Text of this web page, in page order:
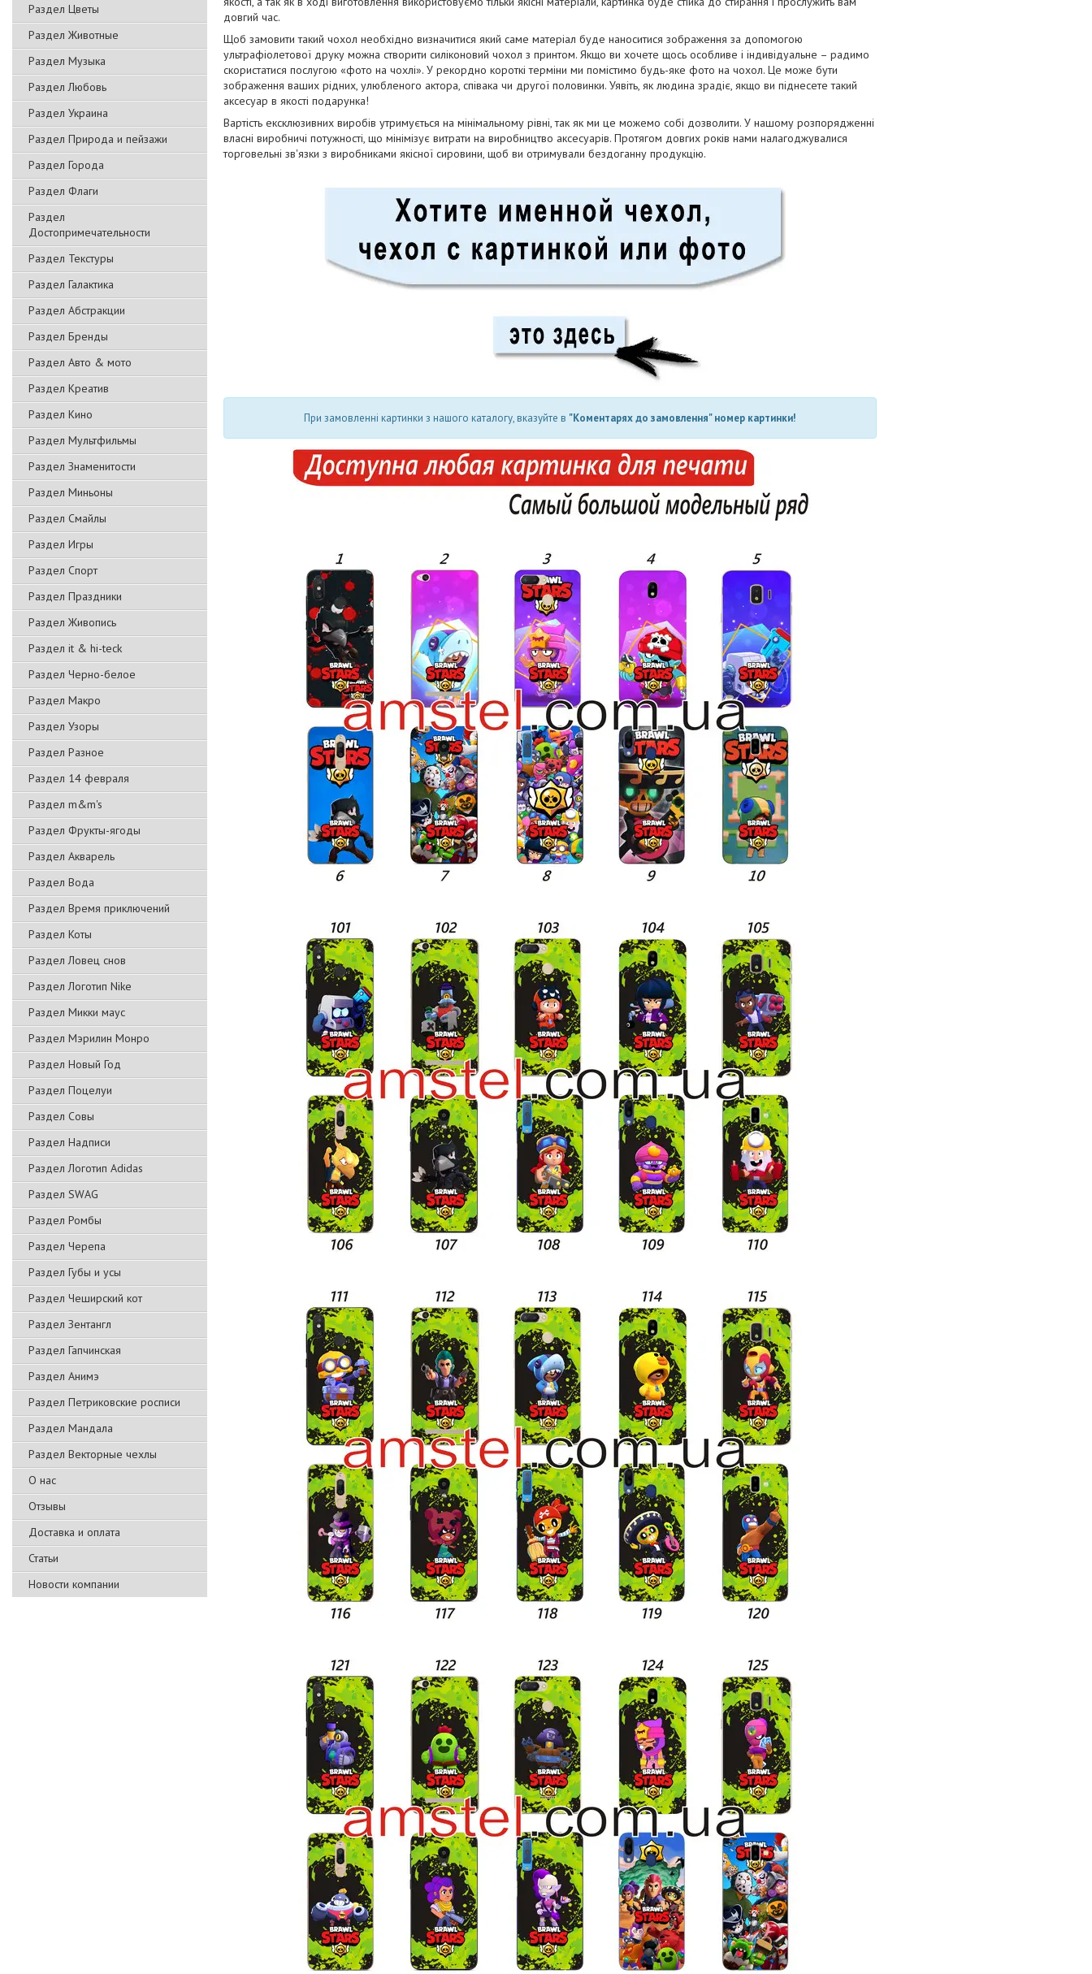
Раздел Цветы
Раздел Животные
Раздел Музыка
Раздел Любовь
Раздел Украина
Раздел Природа и пейзажи
Раздел Города
Раздел Флаги
Раздел
Достопримечательности
Раздел Текстуры
Раздел Галактика
Раздел Абстракции
Раздел Бренды
Раздел Авто & мото
Раздел Креатив
Раздел Кино
Раздел Мультфильмы
Раздел Знаменитости
Раздел Миньоны
Раздел Смайлы
Раздел Игры
Раздел Спорт
Раздел Праздники
Раздел Живопись
Раздел it & hi-teck
Раздел Черно-белое
Раздел Макро
Раздел Узоры
Раздел Разное
Раздел 14 февраля
Раздел m&m's
Раздел Фрукты-ягоды
Раздел Акварель
Раздел Вода
Раздел Время приключений
Раздел Коты
Раздел Ловец снов
Раздел Логотип Nike
Раздел Микки маус
Раздел Мэрилин Монро
Раздел Новый Год
Раздел Поцелуи
Раздел Совы
Раздел Надписи
Раздел Логотип Adidas
Раздел SWAG
Раздел Ромбы
Раздел Черепа
Раздел Губы и усы
Раздел Чеширский кот
Раздел Зентангл
Раздел Гапчинская
Раздел Анимэ
Раздел Петриковские росписи
Раздел Мандала
Раздел Векторные чехлы
О нас
Отзывы
Доставка и оплата
Статьи
Новости компании
довгий час.
Щоб замовити такий чохол необхідно визначитися який саме матеріал буде наноситися зображення за допомогою
ультрафіолетової друку можна створити силіконовий чохол з принтом. Якщо ви хочете щось особливе і індивідуальне – радимо
скористатися послугою «фото на чохлі». У рекордно короткі терміни ми помістимо будь-яке фото на чохол. Це може бути
зображення ваших рідних, улюбленого актора, співака чи другої половинки. Уявіть, як людина зрадіє, якщо ви піднесете такий
аксесуар в якості подарунка!
Вартість ексклюзивних виробів утримується на мінімальному рівні, так як ми це можемо собі дозволити. У нашому розпорядженні
власні виробничі потужності, що мінімізує витрати на виробництво аксесуарів. Протягом довгих років нами налагоджувалися
торговельні зв'язки з виробниками якісної сировини, щоб ви отримували бездоганну продукцію.
При замовленні картинки з нашого каталогу, вказуйте в "Коментарях до замовлення" номер картинки!